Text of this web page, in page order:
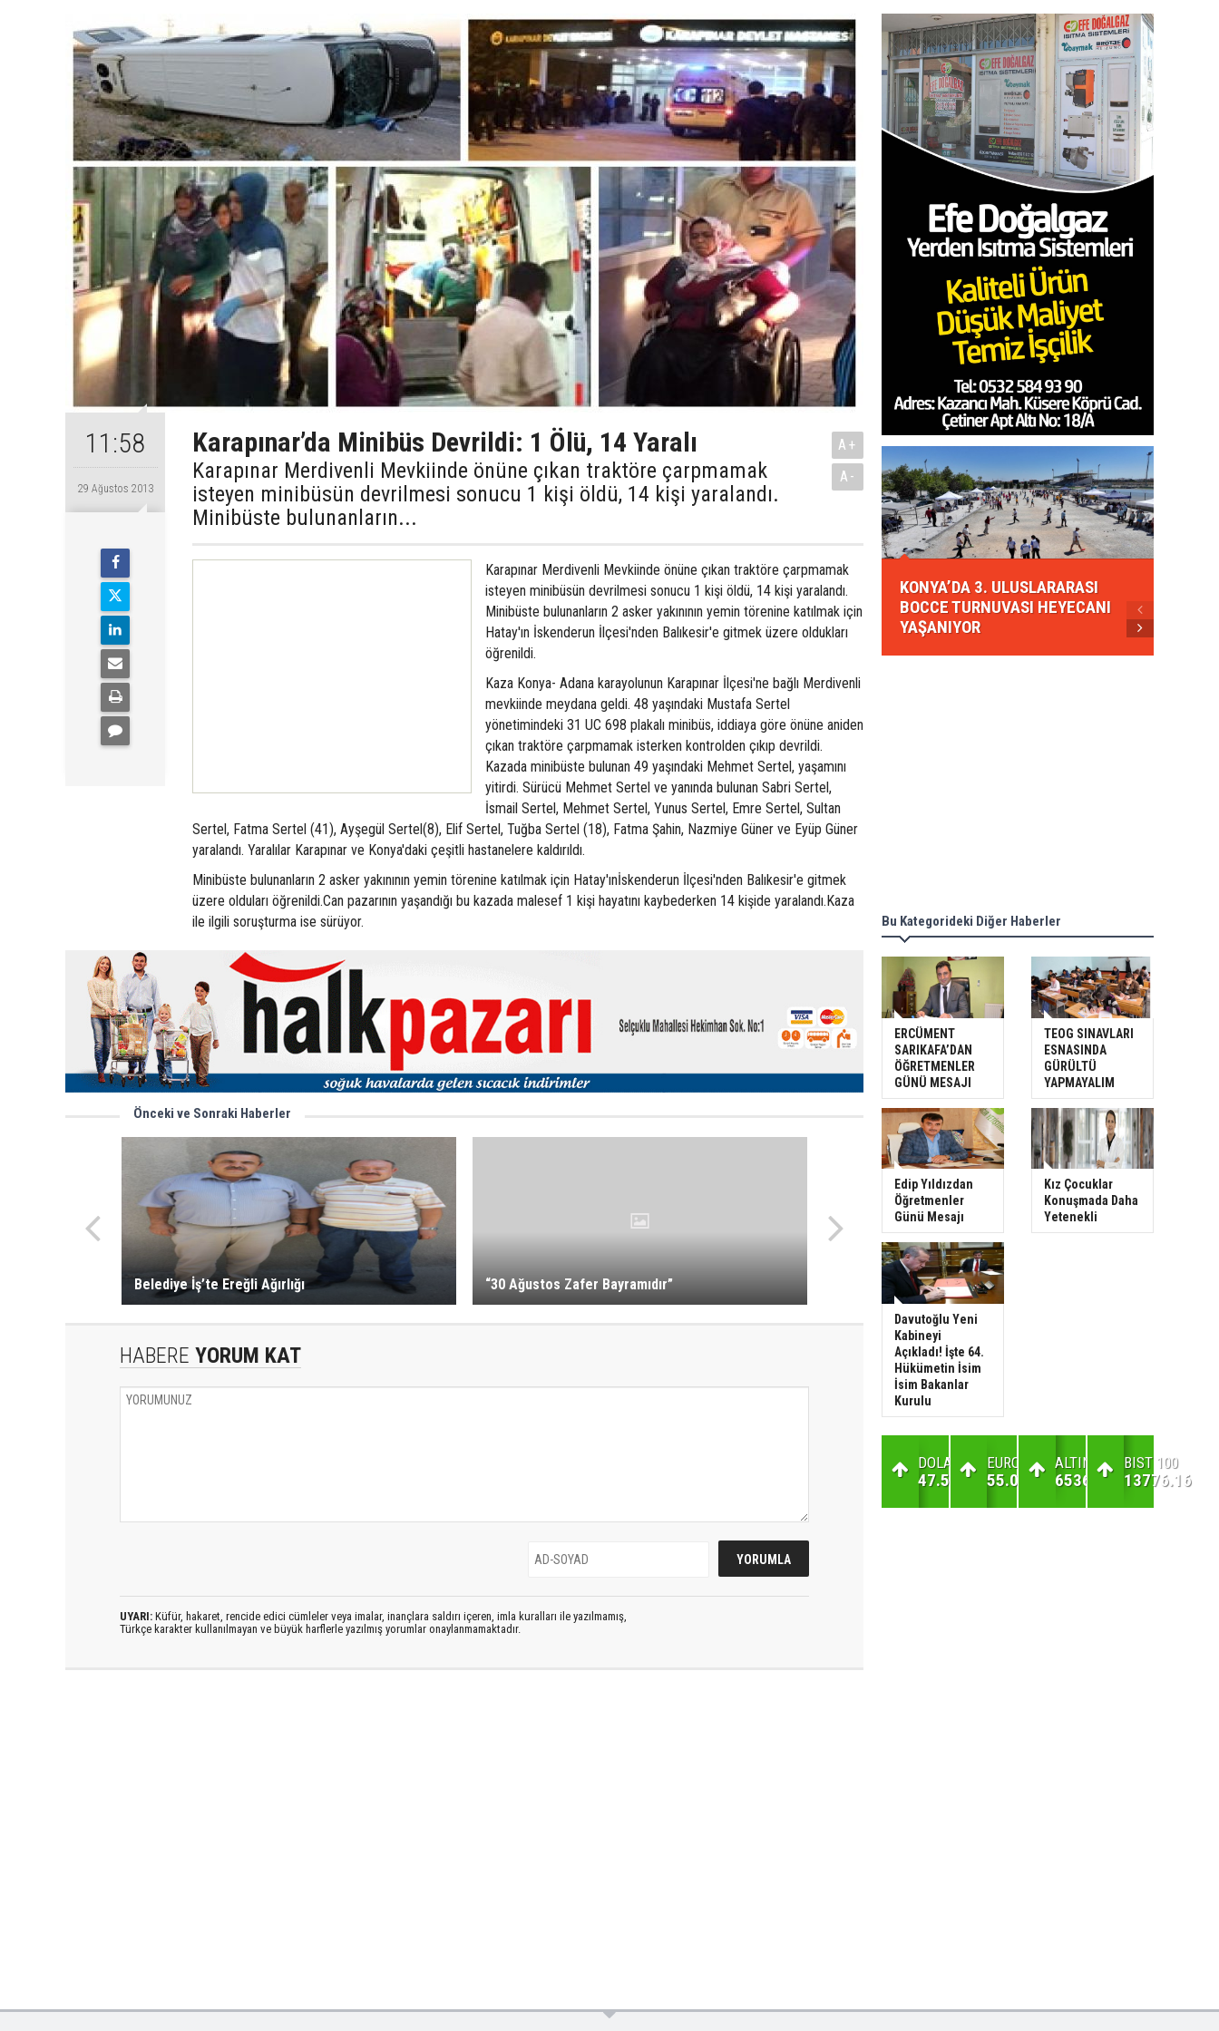
11:58
29 Ağustos 2013
Karapınar’da Minibüs Devrildi: 1 Ölü, 14 Yaralı
Karapınar Merdivenli Mevkiinde önüne çıkan traktöre çarpmamak
isteyen minibüsün devrilmesi sonucu 1 kişi öldü, 14 kişi yaralandı.
Minibüste bulunanların...
A+
A-
Karapınar Merdivenli Mevkiinde önüne çıkan traktöre çarpmamak
isteyen minibüsün devrilmesi sonucu 1 kişi öldü, 14 kişi yaralandı.
Minibüste bulunanların 2 asker yakınının yemin törenine katılmak için
Hatay'ın İskenderun İlçesi'nden Balıkesir'e gitmek üzere oldukları
öğrenildi.
Kaza Konya- Adana karayolunun Karapınar İlçesi'ne bağlı Merdivenli
mevkiinde meydana geldi. 48 yaşındaki Mustafa Sertel
yönetimindeki 31 UC 698 plakalı minibüs, iddiaya göre önüne aniden
çıkan traktöre çarpmamak isterken kontrolden çıkıp devrildi.
Kazada minibüste bulunan 49 yaşındaki Mehmet Sertel, yaşamını
yitirdi. Sürücü Mehmet Sertel ve yanında bulunan Sabri Sertel,
İsmail Sertel, Mehmet Sertel, Yunus Sertel, Emre Sertel, Sultan
Sertel, Fatma Sertel (41), Ayşegül Sertel(8), Elif Sertel, Tuğba Sertel (18), Fatma Şahin, Nazmiye Güner ve Eyüp Güner
yaralandı. Yaralılar Karapınar ve Konya'daki çeşitli hastanelere kaldırıldı.
Minibüste bulunanların 2 asker yakınının yemin törenine katılmak için Hatay'ınİskenderun İlçesi'nden Balıkesir'e gitmek
üzere olduları öğrenildi.Can pazarının yaşandığı bu kazada malesef 1 kişi hayatını kaybederken 14 kişide yaralandı.Kaza
ile ilgili soruşturma ise sürüyor.
Önceki ve Sonraki Haberler
Belediye İş’te Ereğli Ağırlığı “30 Ağustos Zafer Bayramıdır”
HABERE YORUM KAT
UYARI: Küfür, hakaret, rencide edici cümleler veya imalar, inançlara saldırı içeren, imla kuralları ile yazılmamış,
Türkçe karakter kullanılmayan ve büyük harflerle yazılmış yorumlar onaylanmamaktadır.
KONYA’DA 3. ULUSLARARASI
BOCCE TURNUVASI HEYECANI
YAŞANIYOR
Bu Kategorideki Diğer Haberler
ERCÜMENT
SARIKAFA’DAN
ÖĞRETMENLER
GÜNÜ MESAJI
TEOG SINAVLARI
ESNASINDA
GÜRÜLTÜ
YAPMAYALIM
Edip Yıldızdan
Öğretmenler
Günü Mesajı
Kız Çocuklar
Konuşmada Daha
Yetenekli
Davutoğlu Yeni
Kabineyi
Açıkladı! İşte 64.
Hükümetin İsim
İsim Bakanlar
Kurulu
DOLAR
47.59
EURO
55.06
ALTIN
6536.94
BIST 100
13776.16